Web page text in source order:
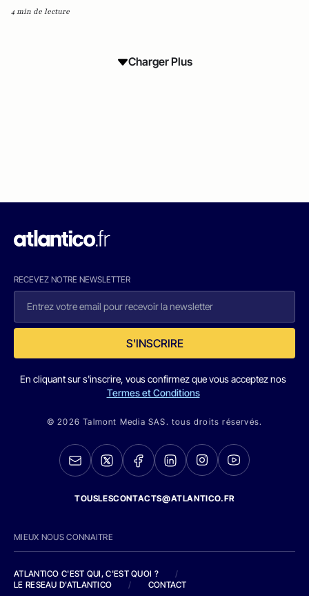
4 min de lecture
Charger Plus
RECEVEZ NOTRE NEWSLETTER
S'INSCRIRE
En cliquant sur s'inscrire, vous confirmez que vous acceptez nos
Termes et Conditions
© 2026 Talmont Media SAS. tous droits réservés.
TOUSLESCONTACTS@ATLANTICO.FR
MIEUX NOUS CONNAITRE
ATLANTICO C'EST QUI, C'EST QUOI ?
/
LE RESEAU D'ATLANTICO
/ CONTACT